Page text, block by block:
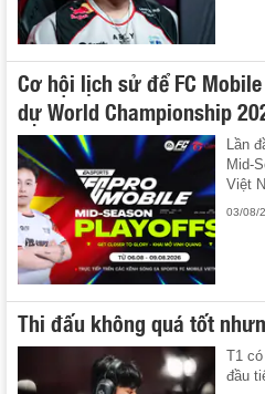
Cơ hội lịch sử để FC
dự World Championship
Lần
Mid-
Việt
03/08/
Thi đấu không quá tốt
T1
đầu